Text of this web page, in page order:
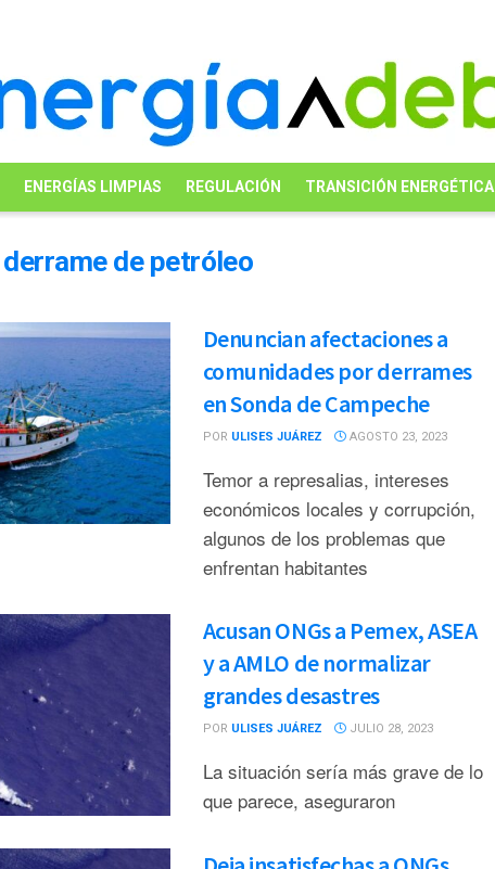
ENERGÍAS LIMPIAS REGULACIÓN TRANSICIÓN ENERGÉTICA
derrame de petróleo
Denuncian afectaciones a
comunidades por derrames
en Sonda de Campeche
POR ULISES JUÁREZ AGOSTO 23, 2023
Temor a represalias, intereses
económicos locales y corrupción,
algunos de los problemas que
enfrentan habitantes
Acusan ONGs a Pemex, ASEA
y a AMLO de normalizar
grandes desastres
POR ULISES JUÁREZ JULIO 28, 2023
La situación sería más grave de lo
que parece, aseguraron